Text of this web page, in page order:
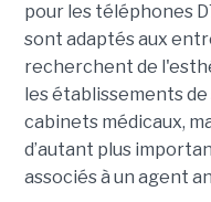
pour les téléphones
sont adaptés aux
recherchent de
les établissements
cabinets médicaux,
d’autant plus
associés à un agent